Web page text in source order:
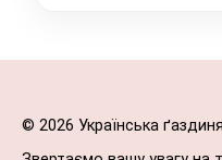
© 2026 Українська ґаздиня